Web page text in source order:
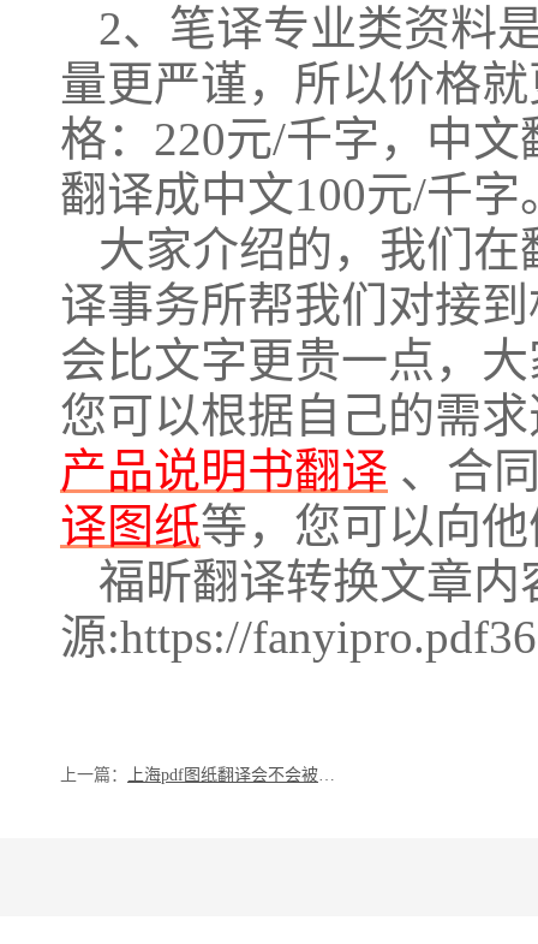
2、笔译专业类资料
量更严谨，所以价格
格：220元/千字，中
翻译成中文100元/千字
大家介绍的，我们
译事务所帮我们对接
会比文字更贵一点，
您可以根据自己的需
产品说明书翻译 、合
译图纸等，您可以向
福昕翻译转换文章内
源:https://
上一篇： 上海pdf图纸翻译会不会被泄露？